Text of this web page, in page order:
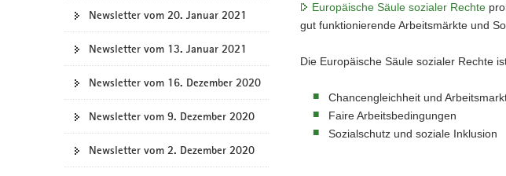
Newsletter vom 20. Januar 2021
Newsletter vom 13. Januar 2021
Newsletter vom 16. Dezember 2020
Newsletter vom 9. Dezember 2020
Newsletter vom 2. Dezember 2020
Europäische Säule sozialer Rechte
gut funktionierende Arbeitsmärkte und
Die Europäische Säule sozialer Rechte
Chancengleichheit und
Faire Arbeitsbedingungen
Sozialschutz und soziale Inklusion